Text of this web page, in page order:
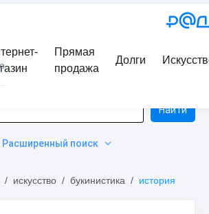
Прямая
продажа
Долги
Расширенный поиск
Найти
/ искусство / букинистика / история